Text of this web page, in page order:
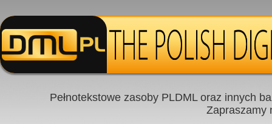
Pełnotekstowe zasoby PLDML oraz innych
Zapraszamy